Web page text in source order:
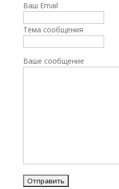
Ваш Email
Тема сообщения
Ваше сообщение